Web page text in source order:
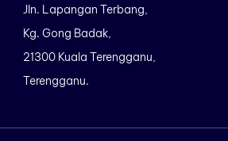
Jln. Lapangan Terbang,
Kg. Gong Badak,
21300 Kuala Terengganu,
Terengganu.